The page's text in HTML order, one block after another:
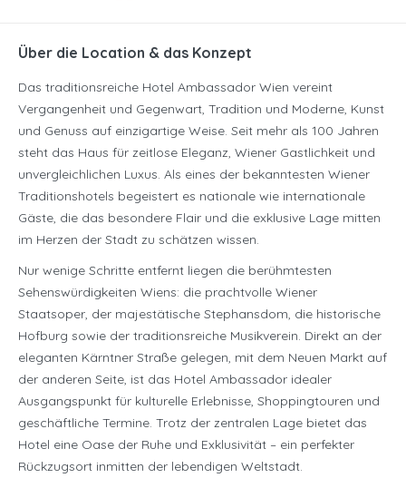
Über die Location & das Konzept
Das traditionsreiche Hotel Ambassador Wien vereint
Vergangenheit und Gegenwart, Tradition und Moderne, Kunst
und Genuss auf einzigartige Weise. Seit mehr als 100 Jahren
steht das Haus für zeitlose Eleganz, Wiener Gastlichkeit und
unvergleichlichen Luxus. Als eines der bekanntesten Wiener
Traditionshotels begeistert es nationale wie internationale
Gäste, die das besondere Flair und die exklusive Lage mitten
im Herzen der Stadt zu schätzen wissen.
Nur wenige Schritte entfernt liegen die berühmtesten
Sehenswürdigkeiten Wiens: die prachtvolle Wiener
Staatsoper, der majestätische Stephansdom, die historische
Hofburg sowie der traditionsreiche Musikverein. Direkt an der
eleganten Kärntner Straße gelegen, mit dem Neuen Markt auf
der anderen Seite, ist das Hotel Ambassador idealer
Ausgangspunkt für kulturelle Erlebnisse, Shoppingtouren und
geschäftliche Termine. Trotz der zentralen Lage bietet das
Hotel eine Oase der Ruhe und Exklusivität – ein perfekter
Rückzugsort inmitten der lebendigen Weltstadt.